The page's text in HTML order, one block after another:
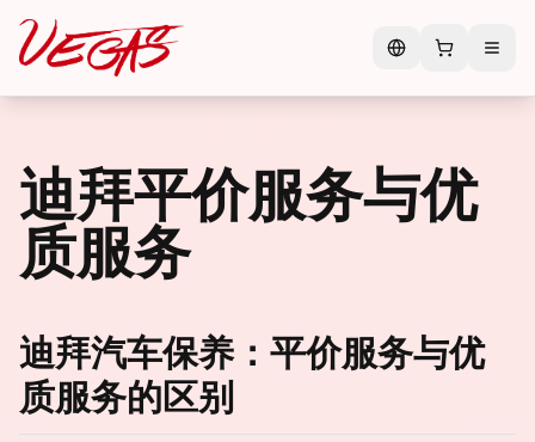
迪拜平价服务与优
质服务
迪拜汽车保养：平价服务与优
质服务的区别